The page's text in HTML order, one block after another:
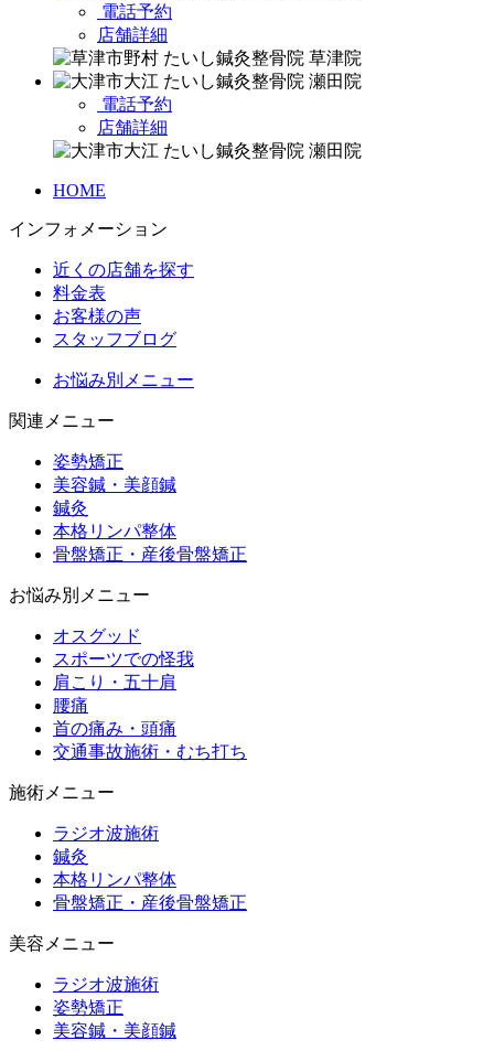
電話予約
店舗詳細
電話予約
店舗詳細
HOME
インフォメーション
近くの店舗を探す
料金表
お客様の声
スタッフブログ
お悩み別メニュー
関連メニュー
姿勢矯正
美容鍼・美顔鍼
鍼灸
本格リンパ整体
骨盤矯正・産後骨盤矯正
お悩み別メニュー
オスグッド
スポーツでの怪我
肩こり・五十肩
腰痛
首の痛み・頭痛
交通事故施術・むち打ち
施術メニュー
ラジオ波施術
鍼灸
本格リンパ整体
骨盤矯正・産後骨盤矯正
美容メニュー
ラジオ波施術
姿勢矯正
美容鍼・美顔鍼